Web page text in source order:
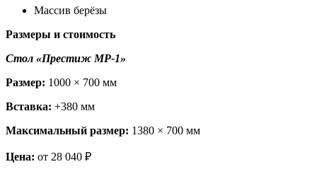
Массив берёзы
Размеры и стоимость
Стол «Престиж МР-1»
Размер: 1000 × 700 мм
Вставка: +380 мм
Максимальный размер: 1380 × 700 мм
Цена: от 28 040 ₽